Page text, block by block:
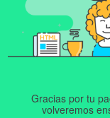
Gracias por tu
volveremos